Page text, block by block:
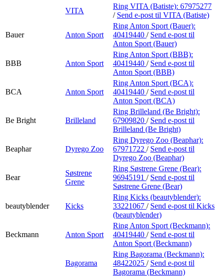
VITA
Ring VITA (Batiste): 67975277
/ Send e-post til VITA (Batiste)
Bauer Anton Sport
Ring Anton Sport (Bauer):
40419440 / Send e-post til
Anton Sport (Bauer)
BBB Anton Sport
Ring Anton Sport (BBB):
40419440 / Send e-post til
Anton Sport (BBB)
BCA Anton Sport
Ring Anton Sport (BCA):
40419440 / Send e-post til
Anton Sport (BCA)
Be Bright Brilleland
Ring Brilleland (Be Bright):
67909820 / Send e-post til
Brilleland (Be Bright)
Beaphar Dyrego Zoo
Ring Dyrego Zoo (Beaphar):
67971722 / Send e-post til
Dyrego Zoo (Beaphar)
Bear
Søstrene
Grene
Ring Søstrene Grene (Bear):
96945191 / Send e-post til
Søstrene Grene (Bear)
beautyblender Kicks
Ring Kicks (beautyblender):
33221067 / Send e-post til Kicks
(beautyblender)
Beckmann Anton Sport
Ring Anton Sport (Beckmann):
40419440 / Send e-post til
Anton Sport (Beckmann)
Bagorama
Ring Bagorama (Beckmann):
48422025 / Send e-post til
Bagorama (Beckmann)